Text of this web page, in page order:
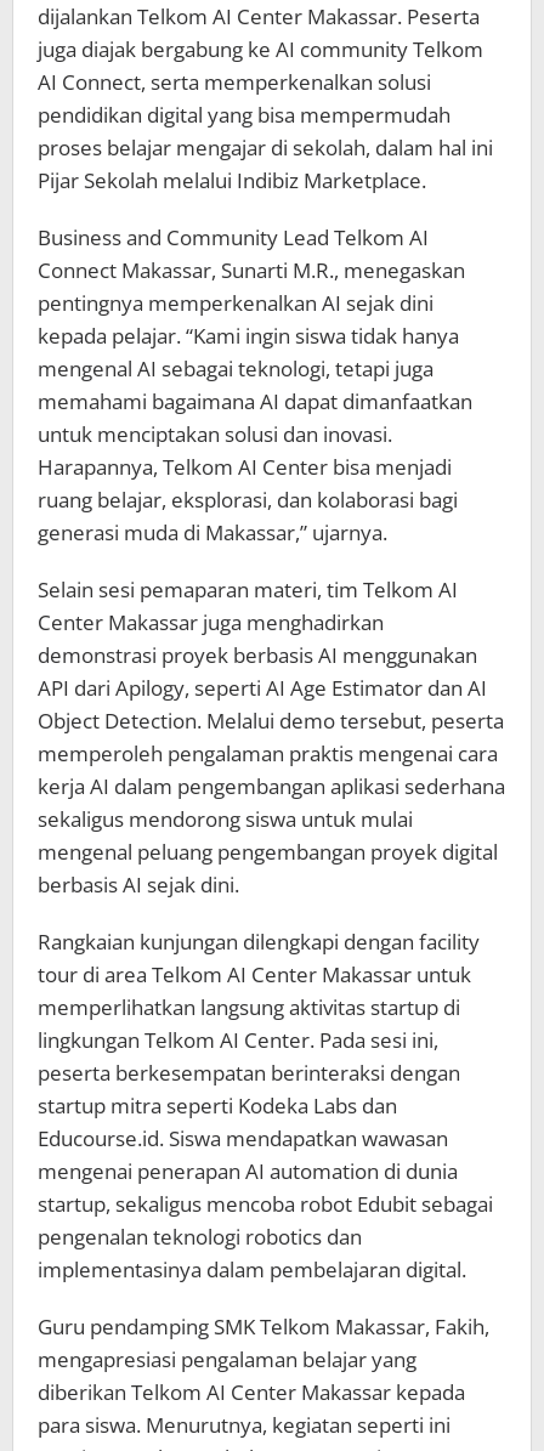
dijalankan Telkom AI Center Makassar. Peserta
juga diajak bergabung ke AI community Telkom
AI Connect, serta memperkenalkan solusi
pendidikan digital yang bisa mempermudah
proses belajar mengajar di sekolah, dalam hal ini
Pijar Sekolah melalui Indibiz Marketplace.
Business and Community Lead Telkom AI
Connect Makassar, Sunarti M.R., menegaskan
pentingnya memperkenalkan AI sejak dini
kepada pelajar. “Kami ingin siswa tidak hanya
mengenal AI sebagai teknologi, tetapi juga
memahami bagaimana AI dapat dimanfaatkan
untuk menciptakan solusi dan inovasi.
Harapannya, Telkom AI Center bisa menjadi
ruang belajar, eksplorasi, dan kolaborasi bagi
generasi muda di Makassar,” ujarnya.
Selain sesi pemaparan materi, tim Telkom AI
Center Makassar juga menghadirkan
demonstrasi proyek berbasis AI menggunakan
API dari Apilogy, seperti AI Age Estimator dan AI
Object Detection. Melalui demo tersebut, peserta
memperoleh pengalaman praktis mengenai cara
kerja AI dalam pengembangan aplikasi sederhana
sekaligus mendorong siswa untuk mulai
mengenal peluang pengembangan proyek digital
berbasis AI sejak dini.
Rangkaian kunjungan dilengkapi dengan facility
tour di area Telkom AI Center Makassar untuk
memperlihatkan langsung aktivitas startup di
lingkungan Telkom AI Center. Pada sesi ini,
peserta berkesempatan berinteraksi dengan
startup mitra seperti Kodeka Labs dan
Educourse.id. Siswa mendapatkan wawasan
mengenai penerapan AI automation di dunia
startup, sekaligus mencoba robot Edubit sebagai
pengenalan teknologi robotics dan
implementasinya dalam pembelajaran digital.
Guru pendamping SMK Telkom Makassar, Fakih,
mengapresiasi pengalaman belajar yang
diberikan Telkom AI Center Makassar kepada
para siswa. Menurutnya, kegiatan seperti ini